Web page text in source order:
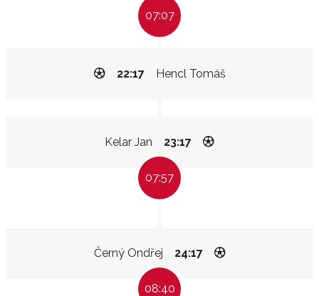
07:07
Hencl Tomáš
22:17
Kelar Jan 23:17
07:57
Černý Ondřej 24:17
08:40